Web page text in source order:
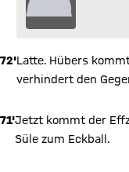
72'Latte. Hübers
verhindert den
71'Jetzt kommt der
Süle zum Eckball.